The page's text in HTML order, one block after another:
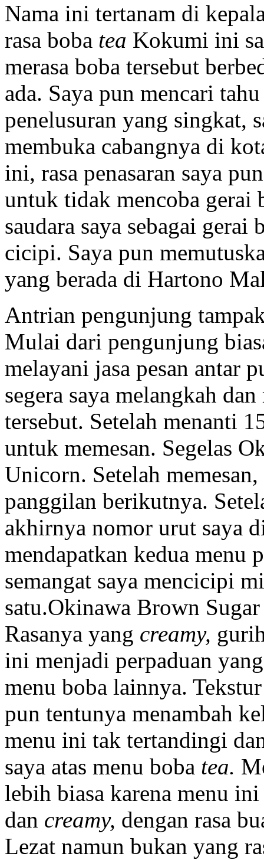
Nama ini tertanam di
rasa boba tea Kokumi ini
merasa boba tersebut
ada. Saya pun mencari
penelusuran yang singkat,
membuka cabangnya di
ini, rasa penasaran saya
untuk tidak mencoba gerai
saudara saya sebagai gerai
cicipi. Saya pun
yang berada di Hartono
Antrian pengunjung
Mulai dari pengunjung
melayani jasa pesan antar
segera saya melangkah
tersebut. Setelah menanti
untuk memesan. Segelas
Unicorn. Setelah
panggilan berikutnya.
akhirnya nomor urut saya
mendapatkan kedua menu
semangat saya mencicipi
satu.Okinawa Brown
Rasanya yang creamy,
ini menjadi perpaduan
menu boba lainnya.
pun tentunya menambah
menu ini tak tertandingi
saya atas menu boba tea.
lebih biasa karena menu
dan creamy, dengan rasa
Lezat namun bukan yang